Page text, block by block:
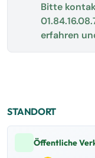
Bitte
erfahren
STANDORT
Öffentliche